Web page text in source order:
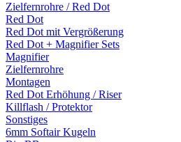
Zielfernrohre / Red Dot
Red Dot
Red Dot mit Vergrößerung
Red Dot + Magnifier Sets
Magnifier
Zielfernrohre
Montagen
Red Dot Erhöhung / Riser
Killflash / Protektor
Sonstiges
6mm Softair Kugeln